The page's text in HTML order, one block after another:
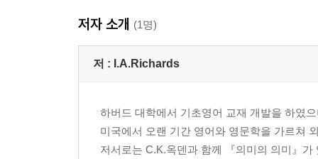
저자 소개 (1명)
저 : I.A.Richards
하버드 대학에서 기초영어 교재 개발을 하였
미국에서 오랜 기간 영어와 영문학을 가르쳐
저서로는 C.K.옥덴과 함께 『의미의 의미』가